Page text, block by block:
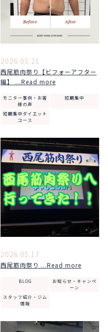
2026.05.21
西尾筋肉祭り【ビフォーアフター
編】 ...Read more
モニター事例・お客
様の声
短期集中
短期集中ダイエット
コース
2026.05.17
西尾筋肉祭り ...Read more
BLOG
お知らせ・キャンペ
ーン
スタッフ紹介・ジム
情報